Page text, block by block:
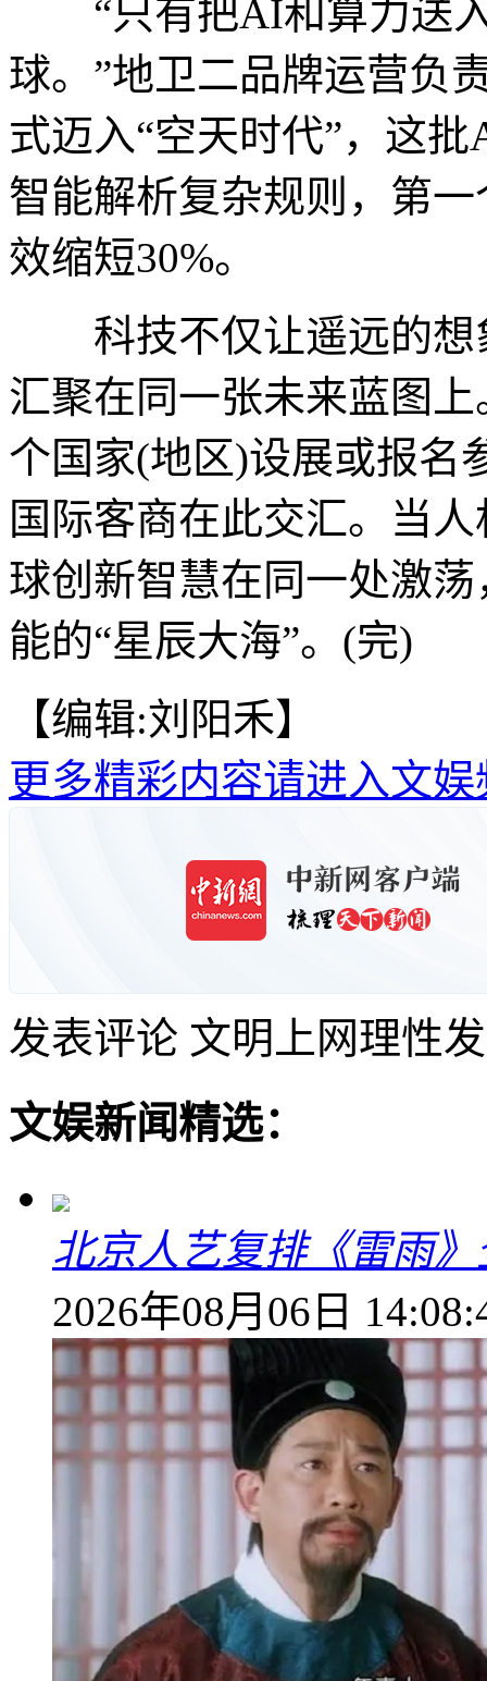
“只有把AI和算力送入
球。”地卫二品牌运营负
式迈入“空天时代”，这
智能解析复杂规则，第
效缩短30%。
科技不仅让遥远的想
汇聚在同一张未来蓝图
个国家(地区)设展或报名
国际客商在此交汇。当
球创新智慧在同一处激
能的“星辰大海”。(完)
【编辑:刘阳禾】
更多精彩内容请进入文娱
发表评论 文明上网理性
文娱新闻精选：
北京人艺复排《雷雨》
2026年08月06日